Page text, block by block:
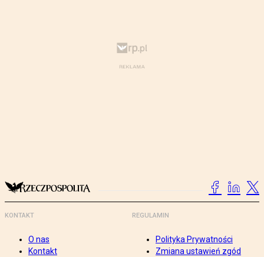
KONTAKT
O nas
Kontakt
REGULAMIN
Polityka Prywatności
Zmiana ustawień zgód